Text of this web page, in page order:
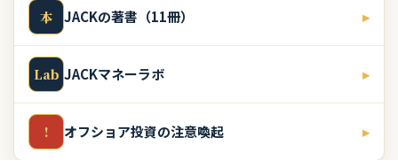
本 JACKの著書（11冊） ▸
Lab JACKマネーラボ ▸
! オフショア投資の注意喚起 ▸